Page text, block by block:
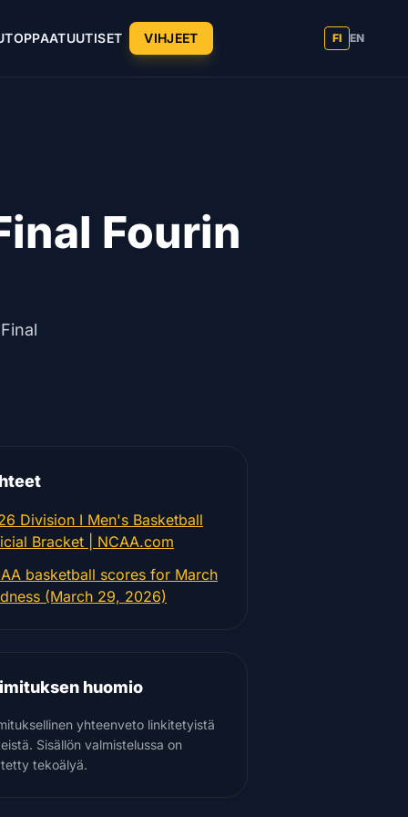
OPPAATUUTISET VIHJEET FI EN
Fourin
Division I Men's Basketball
Bracket | NCAA.com
basketball scores for March
(March 29, 2026)
huomio
yhteenveto linkitetyistä
Sisällön valmistelussa on
tekoälyä.